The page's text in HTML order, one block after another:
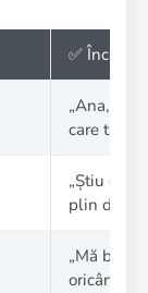
✅
„Ana,
care
„Știu cât
plin de
„Mă
oricând,